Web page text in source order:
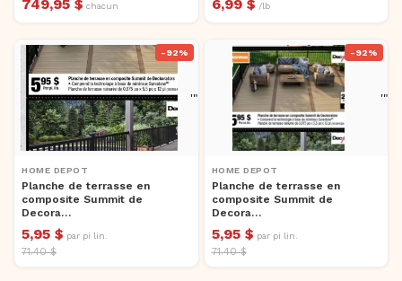
749,95 $ chacun 6,99 $ /lb
-92%
'">
HOME DEPOT
Planche de terrasse en
composite Summit de
Decora…
5,95 $ par pi lin.
71.40 $
-92%
'">
HOME DEPOT
Planche de terrasse en
composite Summit de
Decora…
5,95 $ par pi lin.
71.40 $